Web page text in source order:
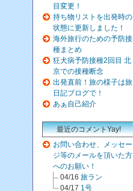
目変更！
持ち物リストを出発時の
状態に更新しました！
海外旅行のための予防接
種まとめ
狂犬病予防接種2回目 北
京での接種断念
出発直前！旅の様子は旅
日記ブログで！
あぁ自己紹介
最近のコメントYay!
お問い合わせ、メッセー
ジ等のメールを頂いた方
へのお願い！
04/16 旅ラン
04/17 1号